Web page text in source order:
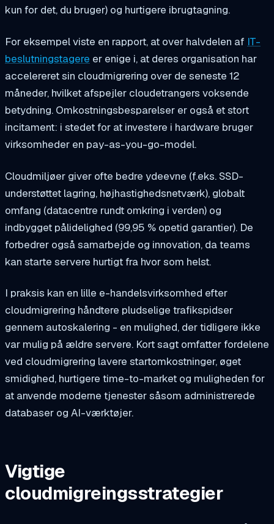
kun for det, du bruger) og hurtigere ibrugtagning.
For eksempel viste en rapport, at over halvdelen af IT-
beslutningstagere er enige i, at deres organisation har
accelereret sin cloudmigrering over de seneste 12
måneder, hvilket afspejler cloudetrangers voksende
betydning. Omkostningsbesparelser er også et stort
incitament: i stedet for at investere i hardware bruger
virksomheder en pay-as-you-go-model.
Cloudmiljøer giver ofte bedre ydeevne (f.eks. SSD-
understøttet lagring, højhastighedsnetværk), globalt
omfang (datacentre rundt omkring i verden) og
indbygget pålidelighed (99,95 % opetid garantier). De
forbedrer også samarbejde og innovation, da teams
kan starte servere hurtigt fra hvor som helst.
I praksis kan en lille e-handelsvirksomhed efter
cloudmigrering håndtere pludselige trafikspidser
gennem autoskalering - en mulighed, der tidligere ikke
var mulig på ældre servere. Kort sagt omfatter fordelene
ved cloudmigrering lavere startomkostninger, øget
smidighed, hurtigere time-to-market og muligheden for
at anvende moderne tjenester såsom administrerede
databaser og AI-værktøjer.
Vigtige
cloudmigreingsstrategier